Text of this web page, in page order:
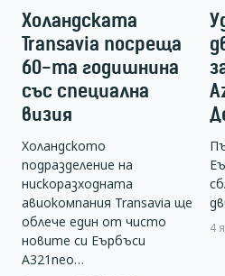
Холандската
Transavia посреща
60-та годишнина
със специална
визия
Холандското
подразделение на
нискоразходната
авиокомпания Transavia ще
облече един от чисто
новите си Еърбъси
А321neo…
4